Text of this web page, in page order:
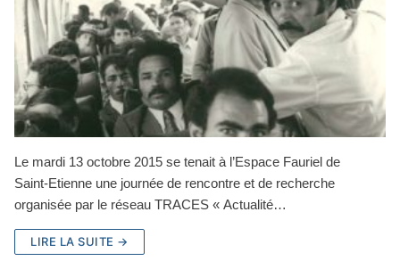
Le mardi 13 octobre 2015 se tenait à l’Espace Fauriel de
Saint-Etienne une journée de rencontre et de recherche
organisée par le réseau TRACES « Actualité…
LIRE LA SUITE →